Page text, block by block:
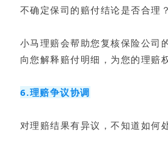
不确定保司的赔付结论是否合理？
小马理赔会帮助您复核保险公司
向您解释赔付明细，为您的理赔
6.理赔争议协调
对理赔结果有异议，不知道如何